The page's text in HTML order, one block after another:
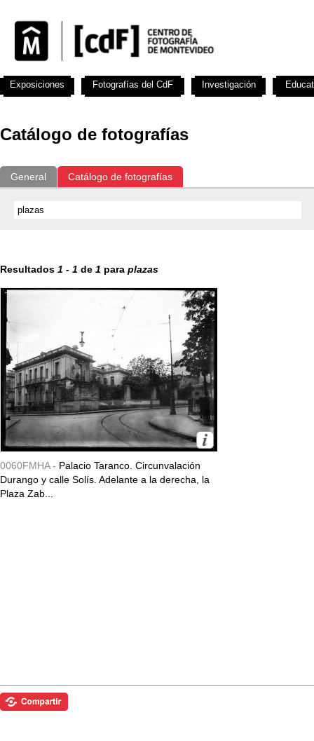
Catálogo de fotografías
General Catálogo de fotografías
Resultados 1 - 1 de 1 para plazas
0060FMHA - Palacio Taranco. Circunvalación
Durango y calle Solís. Adelante a la derecha, la
Plaza Zab...
Exposiciones Fotografías del CdF Investigación